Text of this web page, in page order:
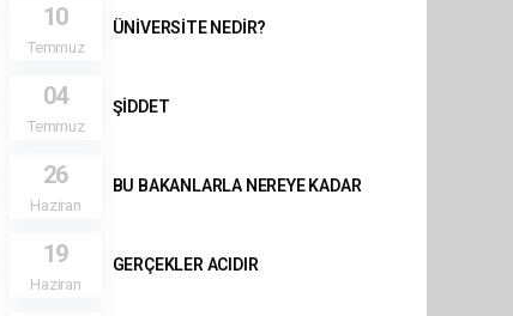
10
Temmuz
ÜNİVERSİTE NEDİR?
04
Temmuz
ŞİDDET
26
Haziran
BU BAKANLARLA NEREYE KADAR
19
Haziran
GERÇEKLER ACIDIR